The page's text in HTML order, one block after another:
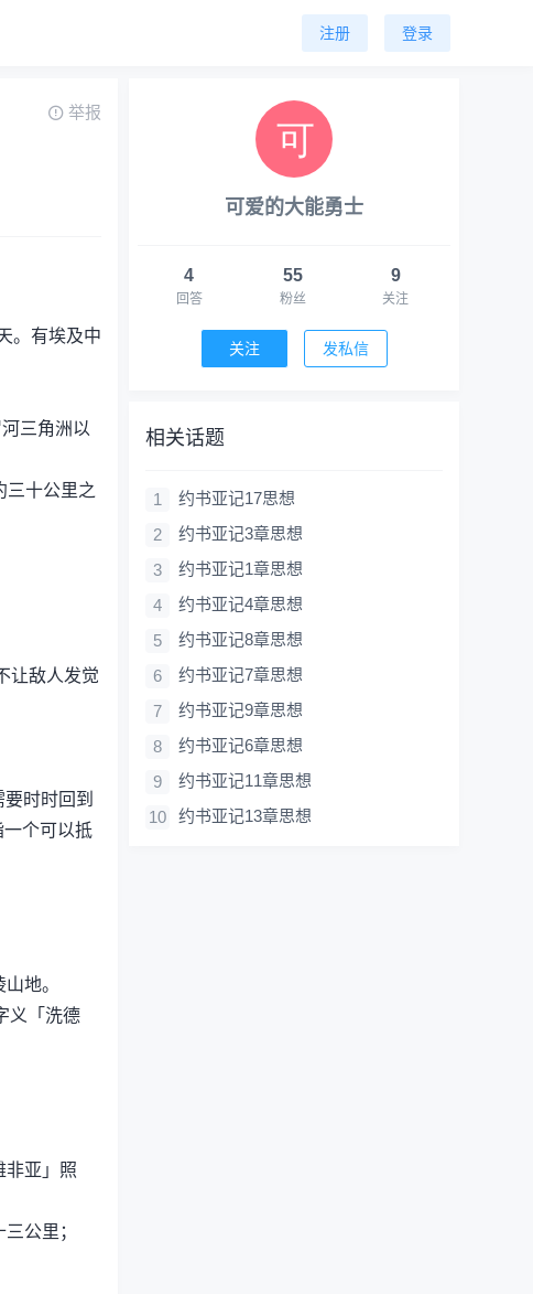
注册 登录
举报
。有埃及中
三角洲以
三十公里之
让敌人发觉
时时回到
个可以抵
地。
义「洗德
非亚」照
公里；
可爱的大能勇士
4
回答
55
粉丝
9
关注
关注 发私信
相关话题
约书亚记17思想
约书亚记3章思想
约书亚记1章思想
约书亚记4章思想
约书亚记8章思想
约书亚记7章思想
约书亚记9章思想
约书亚记6章思想
约书亚记11章思想
约书亚记13章思想